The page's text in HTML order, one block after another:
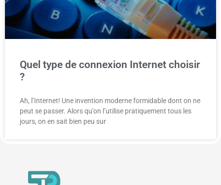
Quel type de connexion Internet choisir
?
Ah, l’Internet! Une invention moderne formidable dont on ne
peut se passer. Alors qu’on l’utilise pratiquement tous les
jours, on en sait bien peu sur